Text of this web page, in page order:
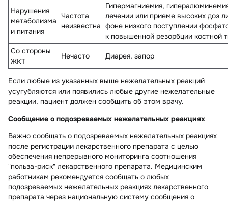
Нарушения
метаболизма
и питания
Частота
неизвестна
Гипермагниемия,
лечении или приеме высоких доз
фоне низкого поступлении
к повышенной резорбции костной
Со стороны
ЖКТ
Нечасто Диарея, запор
Если любые из указанных выше нежелательных реакций
усугубляются или появились любые другие нежелательные
реакции, пациент должен сообщить об этом врачу.
Сообщение о подозреваемых нежелательных реакциях
Важно сообщать о подозреваемых нежелательных реакциях
после регистрации лекарственного препарата с целью
обеспечения непрерывного мониторинга соотношения
"польза-риск" лекарственного препарата. Медицинским
работникам рекомендуется сообщать о любых
подозреваемых нежелательных реакциях лекарственного
препарата через национальную систему сообщения о